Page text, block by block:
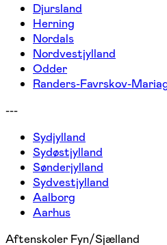
Djursland
Herning
Nordals
Nordvestjylland
Odder
Randers-Favrskov-
---
Sydjylland
Sydøstjylland
Sønderjylland
Sydvestjylland
Aalborg
Aarhus
Aftenskoler Fyn/Sjælland